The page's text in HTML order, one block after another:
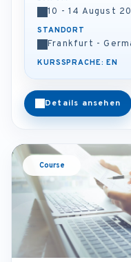
10 - 14 August
STANDORT
Frankfurt -
KURSSPRACHE: EN
Details ansehen
Course